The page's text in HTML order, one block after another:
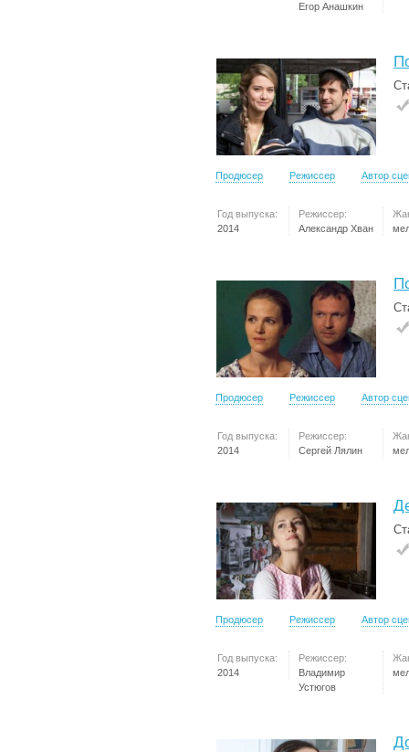
Егор Анашкин
Продюсер Режиссер Автор
Год выпуска:
2014
Режиссер:
Александр Хван
Продюсер Режиссер Автор
Год выпуска:
2014
Режиссер:
Сергей Лялин
Продюсер Режиссер Автор
Год выпуска:
2014
Режиссер:
Владимир
Устюгов